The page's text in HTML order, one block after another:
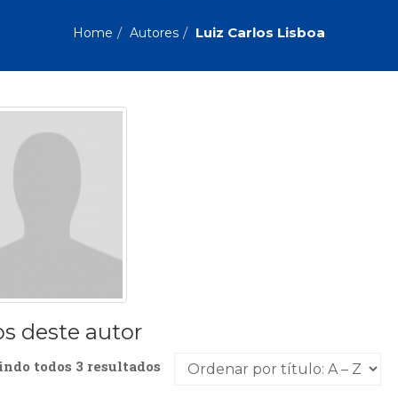
Comportamento (418)
Economia, Negócios (31)
Jornalismo (57)
Literatura, Ficção, Ensaios (69)
Psicodrama (200)
Treinamento e RH (65)
Home Autores Luiz Carlos Lisboa
deste autor
todos 3 resultados